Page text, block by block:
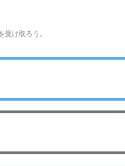
け取ろう。